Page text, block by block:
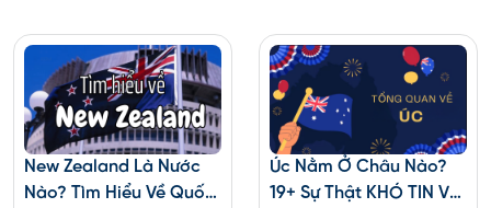
New Zealand Là Nước
Nào? Tìm Hiểu Về Quốc
Úc Nằm Ở Châu Nào?
19+ Sự Thật KHÓ TIN Về